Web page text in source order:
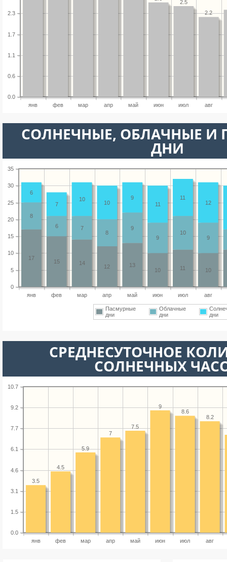
янв фев мар апр май июн июл авг
0.0
0.6
1.1
1.7
2.3 2.2
2.5
CОЛНЕЧНЫЕ, ОБЛАЧНЫЕ И
ДНИ
янв фев мар апр май июн июл авг
0
5
10
15
20
25
30
35
10
11
10
13
12
14
15
17
9
10
9
9
8
7
6
8
12
11
11
9
10
10
7
6
Пасмурные
дни
Облачные
дни
дни
СРЕДНЕСУТОЧНОЕ
СОЛНЕЧНЫХ
янв фев мар апр май июн июл авг
0.0
1.5
3.1
4.6
6.1
7.7
9.2
10.7
8.2
8.6
9
7.5
7
5.9
4.5
3.5